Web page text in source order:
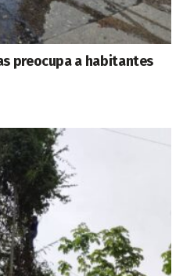
preocupa a habitantes